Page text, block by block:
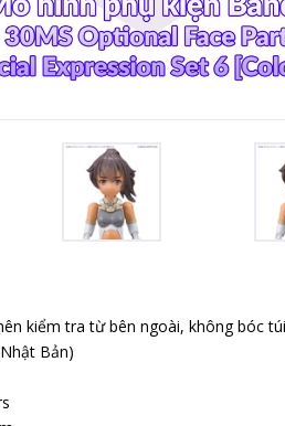
kiểm tra từ bên ngoài, không bóc
Bản)